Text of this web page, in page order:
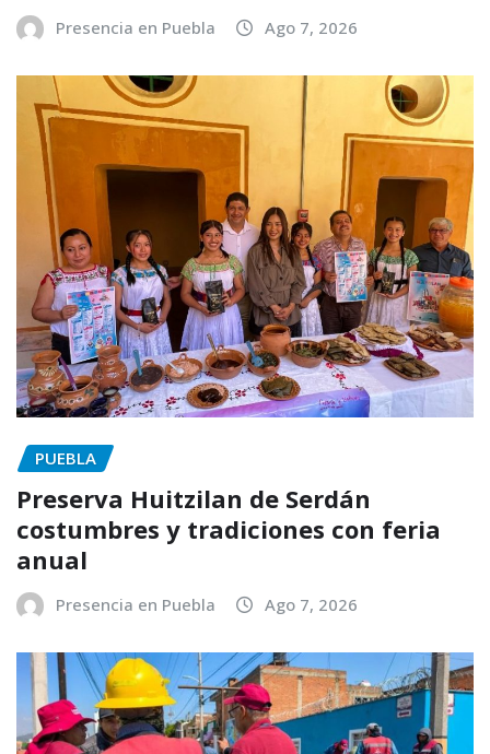
Presencia en Puebla Ago 7, 2026
PUEBLA
Preserva Huitzilan de Serdán
costumbres y tradiciones con feria
anual
Presencia en Puebla Ago 7, 2026